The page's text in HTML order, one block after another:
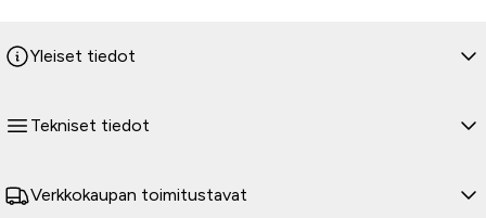
Yleiset tiedot
Tekniset tiedot
Verkkokaupan toimitustavat